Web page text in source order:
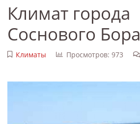
Климат города
Соснового Бора
Климаты Просмотров: 973